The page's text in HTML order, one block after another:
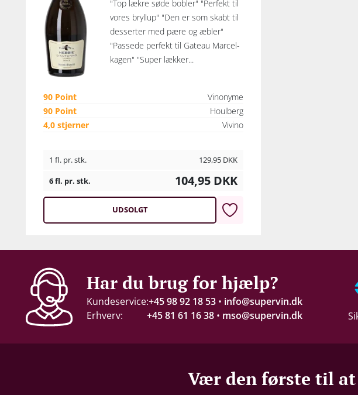
"Top lækre søde bobler" "Perfekt til
vores bryllup" "Den er som skabt til
desserter med pære og æbler"
"Passede perfekt til Gateau Marcel-
kagen" "Super lækker...
90 Point
Vinonyme
90 Point
Houlberg
4,0 stjerner
Vivino
1 fl. pr. stk. 129,95 DKK
6 fl. pr. stk.
104,95 DKK
UDSOLGT
Har du brug for hjælp?
Kundeservice:+45 98 92 18 53 • info@supervin.dk
Erhverv:
+45 81 61 16 38 • mso@supervin.dk
Vær den første til